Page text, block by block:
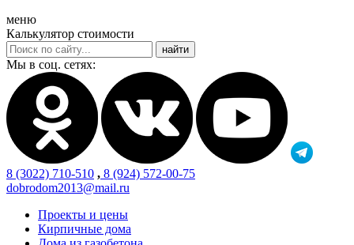
меню
Калькулятор стоимости
Мы в соц. сетях:
8 (3022) 710-510 , 8 (924) 572-00-75
dobrodom2013@mail.ru
Проекты и цены
Кирпичные дома